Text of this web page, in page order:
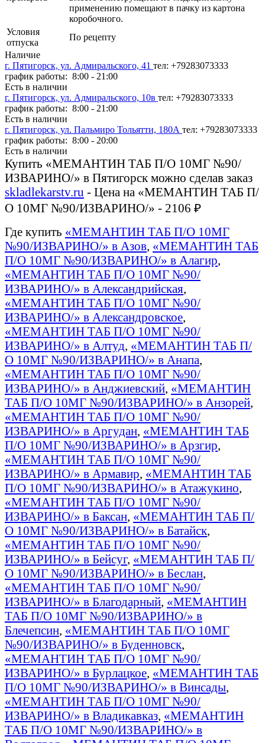
применению помещают в пачку из картона
коробочного.
Условия
отпуска
По рецепту
Наличие
г. Пятигорск, ул. Адмиральского, 41 тел: +79283073333
график работы: 8:00 - 21:00
Есть в наличии
г. Пятигорск, ул. Адмиральского, 10в тел: +79283073333
график работы: 8:00 - 21:00
Есть в наличии
г. Пятигорск, ул. Пальмиро Тольятти, 180А тел: +79283073333
график работы: 8:00 - 20:00
Есть в наличии
Купить «МЕМАНТИН ТАБ П/О 10МГ №90/
ИЗВАРИНО/» в Пятигорск можно сделав заказ
skladlekarstv.ru - Цена на «МЕМАНТИН ТАБ П/
О 10МГ №90/ИЗВАРИНО/» - 2106 ₽
Где купить «МЕМАНТИН ТАБ П/О 10МГ
№90/ИЗВАРИНО/» в Азов, «МЕМАНТИН ТАБ
П/О 10МГ №90/ИЗВАРИНО/» в Алагир,
«МЕМАНТИН ТАБ П/О 10МГ №90/
ИЗВАРИНО/» в Александрийская,
«МЕМАНТИН ТАБ П/О 10МГ №90/
ИЗВАРИНО/» в Александровское,
«МЕМАНТИН ТАБ П/О 10МГ №90/
ИЗВАРИНО/» в Алтуд, «МЕМАНТИН ТАБ П/
О 10МГ №90/ИЗВАРИНО/» в Анапа,
«МЕМАНТИН ТАБ П/О 10МГ №90/
ИЗВАРИНО/» в Анджиевский, «МЕМАНТИН
ТАБ П/О 10МГ №90/ИЗВАРИНО/» в Анзорей,
«МЕМАНТИН ТАБ П/О 10МГ №90/
ИЗВАРИНО/» в Аргудан, «МЕМАНТИН ТАБ
П/О 10МГ №90/ИЗВАРИНО/» в Арзгир,
«МЕМАНТИН ТАБ П/О 10МГ №90/
ИЗВАРИНО/» в Армавир, «МЕМАНТИН ТАБ
П/О 10МГ №90/ИЗВАРИНО/» в Атажукино,
«МЕМАНТИН ТАБ П/О 10МГ №90/
ИЗВАРИНО/» в Баксан, «МЕМАНТИН ТАБ П/
О 10МГ №90/ИЗВАРИНО/» в Батайск,
«МЕМАНТИН ТАБ П/О 10МГ №90/
ИЗВАРИНО/» в Бейсуг, «МЕМАНТИН ТАБ П/
О 10МГ №90/ИЗВАРИНО/» в Беслан,
«МЕМАНТИН ТАБ П/О 10МГ №90/
ИЗВАРИНО/» в Благодарный, «МЕМАНТИН
ТАБ П/О 10МГ №90/ИЗВАРИНО/» в
Блечепсин, «МЕМАНТИН ТАБ П/О 10МГ
№90/ИЗВАРИНО/» в Буденновск,
«МЕМАНТИН ТАБ П/О 10МГ №90/
ИЗВАРИНО/» в Бурлацкое, «МЕМАНТИН ТАБ
П/О 10МГ №90/ИЗВАРИНО/» в Винсады,
«МЕМАНТИН ТАБ П/О 10МГ №90/
ИЗВАРИНО/» в Владикавказ, «МЕМАНТИН
ТАБ П/О 10МГ №90/ИЗВАРИНО/» в